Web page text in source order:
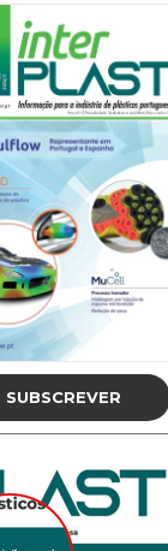
SUBSCREVER